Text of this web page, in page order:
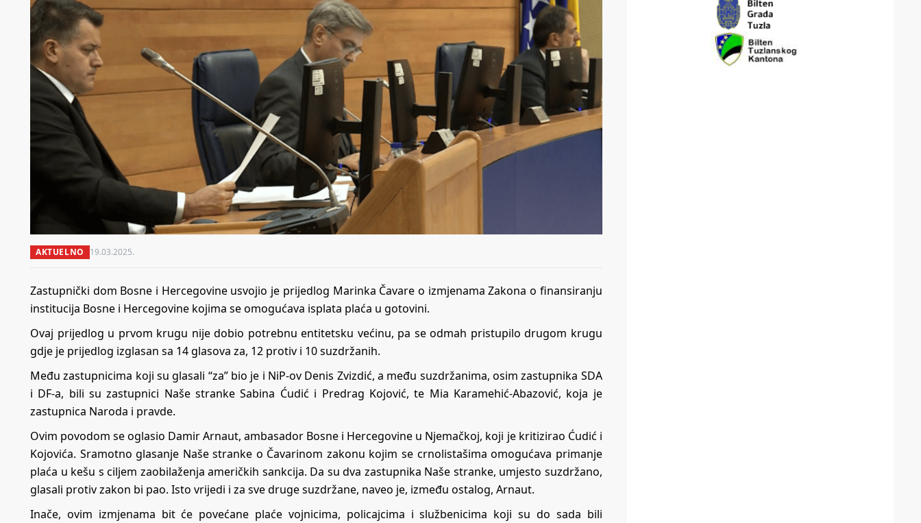
AKTUELNO 19.03.2025.
Zastupnički dom Bosne i Hercegovine usvojio je prijedlog Marinka Čavare o izmjenama Zakona o finansiranju
institucija Bosne i Hercegovine kojima se omogućava isplata plaća u gotovini.
Ovaj prijedlog u prvom krugu nije dobio potrebnu entitetsku većinu, pa se odmah pristupilo drugom krugu
gdje je prijedlog izglasan sa 14 glasova za, 12 protiv i 10 suzdržanih.
Među zastupnicima koji su glasali “za” bio je i NiP-ov Denis Zvizdić, a među suzdržanima, osim zastupnika SDA
i DF-a, bili su zastupnici Naše stranke Sabina Ćudić i Predrag Kojović, te Mia Karamehić-Abazović, koja je
zastupnica Naroda i pravde.
Ovim povodom se oglasio Damir Arnaut, ambasador Bosne i Hercegovine u Njemačkoj, koji je kritizirao Ćudić i
Kojovića. Sramotno glasanje Naše stranke o Čavarinom zakonu kojim se crnolistašima omogućava primanje
plaća u kešu s ciljem zaobilaženja američkih sankcija. Da su dva zastupnika Naše stranke, umjesto suzdržano,
glasali protiv zakon bi pao. Isto vrijedi i za sve druge suzdržane, naveo je, između ostalog, Arnaut.
Inače, ovim izmjenama bit će povećane plaće vojnicima, policajcima i službenicima koji su do sada bili